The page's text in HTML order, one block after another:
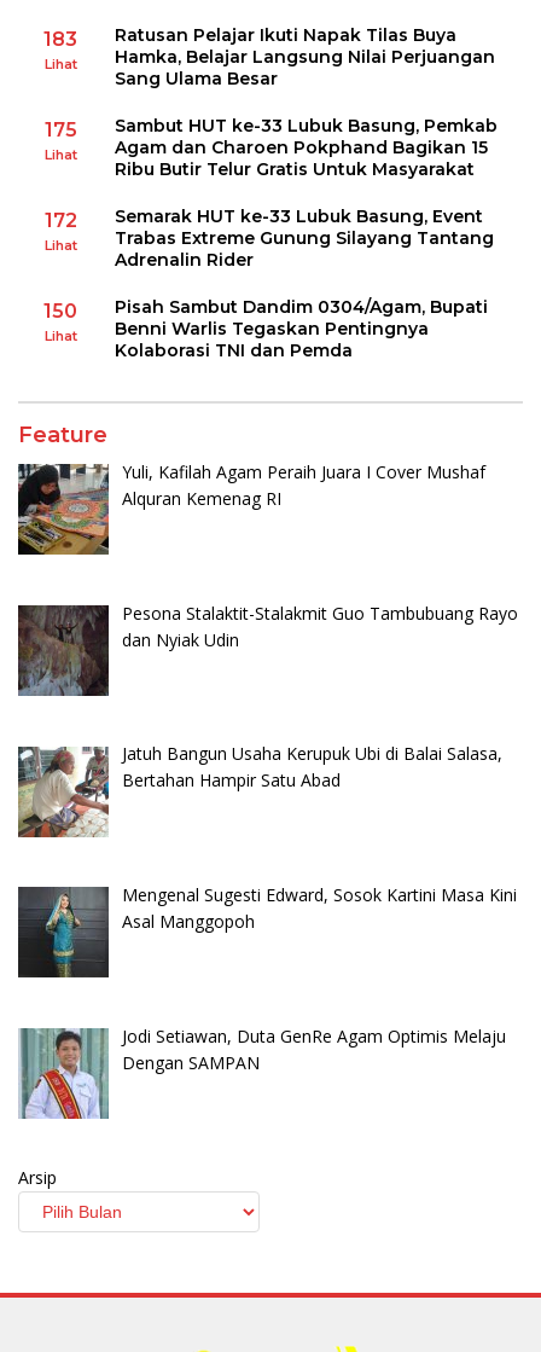
183
Lihat
Ratusan Pelajar Ikuti Napak Tilas Buya
Hamka, Belajar Langsung Nilai Perjuangan
Sang Ulama Besar
175
Lihat
Sambut HUT ke-33 Lubuk Basung, Pemkab
Agam dan Charoen Pokphand Bagikan 15
Ribu Butir Telur Gratis Untuk Masyarakat
172
Lihat
Semarak HUT ke-33 Lubuk Basung, Event
Trabas Extreme Gunung Silayang Tantang
Adrenalin Rider
150
Lihat
Pisah Sambut Dandim 0304/Agam, Bupati
Benni Warlis Tegaskan Pentingnya
Kolaborasi TNI dan Pemda
Feature
Yuli, Kafilah Agam Peraih Juara I Cover Mushaf
Alquran Kemenag RI
Pesona Stalaktit-Stalakmit Guo Tambubuang Rayo
dan Nyiak Udin
Jatuh Bangun Usaha Kerupuk Ubi di Balai Salasa,
Bertahan Hampir Satu Abad
Mengenal Sugesti Edward, Sosok Kartini Masa Kini
Asal Manggopoh
Jodi Setiawan, Duta GenRe Agam Optimis Melaju
Dengan SAMPAN
Arsip